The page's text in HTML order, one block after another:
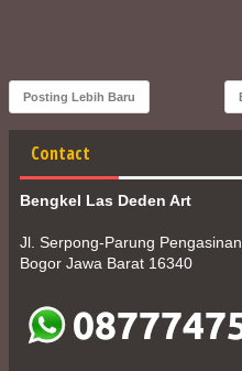
Posting Lebih Baru
Contact
Bengkel Las Deden Art
Jl. Serpong-Parung
Bogor Jawa Barat 16340